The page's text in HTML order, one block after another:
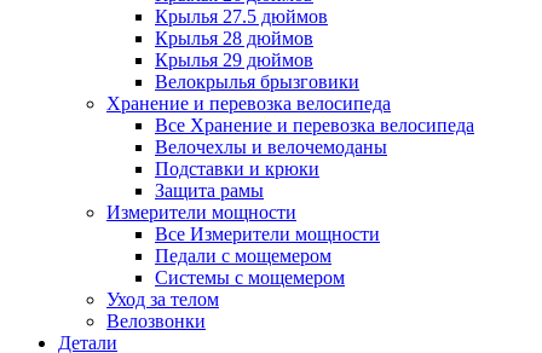
Крылья 27.5 дюймов
Крылья 28 дюймов
Крылья 29 дюймов
Велокрылья брызговики
Хранение и перевозка велосипеда
Все Хранение и перевозка велосипеда
Велочехлы и велочемоданы
Подставки и крюки
Защита рамы
Измерители мощности
Все Измерители мощности
Педали с мощемером
Системы с мощемером
Уход за телом
Велозвонки
Детали